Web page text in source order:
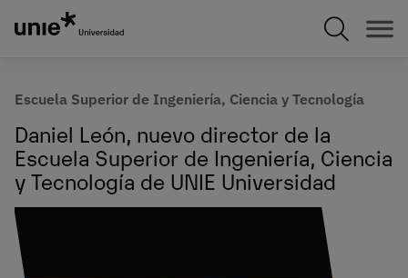
Escuela Superior de Ingeniería, Ciencia y Tecnología
Daniel León, nuevo director de la
Escuela Superior de Ingeniería, Ciencia
y Tecnología de UNIE Universidad